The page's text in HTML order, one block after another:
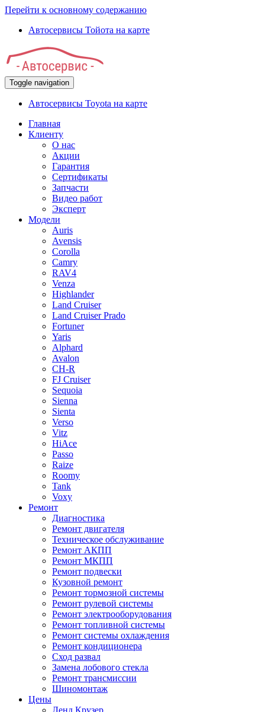
Перейти к основному содержанию
Автосервисы Тойота на карте
Toggle navigation
Автосервисы Toyota на карте
Главная
Клиенту
О нас
Акции
Гарантия
Сертификаты
Запчасти
Видео работ
Эксперт
Модели
Auris
Avensis
Corolla
Camry
RAV4
Venza
Highlander
Land Cruiser
Land Cruiser Prado
Fortuner
Yaris
Alphard
Avalon
CH-R
FJ Cruiser
Sequoia
Sienna
Sienta
Verso
Vitz
HiAce
Passo
Raize
Roomy
Tank
Voxy
Ремонт
Диагностика
Ремонт двигателя
Техническое обслуживание
Ремонт АКПП
Ремонт МКПП
Ремонт подвески
Кузовной ремонт
Ремонт тормозной системы
Ремонт рулевой системы
Ремонт электрооборудования
Ремонт топливной системы
Ремонт системы охлаждения
Ремонт кондиционера
Сход развал
Замена лобового стекла
Ремонт трансмиссии
Шиномонтаж
Цены
Ленд Крузер